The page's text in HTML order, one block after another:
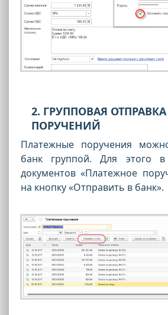
2. ГРУППОВАЯ
ПОРУЧЕНИЙ
Платежные поручения
банк группой. Для этого
документов «Платежное
на кнопку «Отправить в банк».